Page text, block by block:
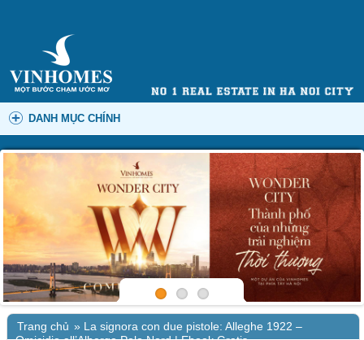
DANH MỤC CHÍNH
Trang chủ » La signora con due pistole: Alleghe 1922 –